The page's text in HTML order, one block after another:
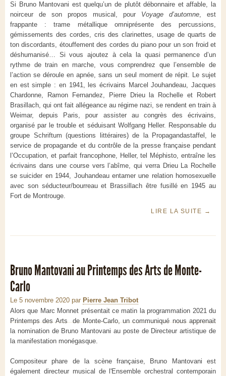
Si Bruno Mantovani est quelqu’un de plutôt débonnaire et affable, la
noirceur de son propos musical, pour Voyage d’automne, est
frappante : trame métallique omniprésente des percussions,
gémissements des cordes, cris des clarinettes, usage de quarts de
ton discordants, étouffement des cordes du piano pour un son froid et
déshumanisé… Si vous ajoutez à cela la quasi permanence d’un
rythme de train en marche, vous comprendrez que l’ensemble de
l’action se déroule en apnée, sans un seul moment de répit. Le sujet
en est simple : en 1941, les écrivains Marcel Jouhandeau, Jacques
Chardonne, Ramon Fernandez, Pierre Drieu la Rochelle et Robert
Brasillach, qui ont fait allégeance au régime nazi, se rendent en train à
Weimar, depuis Paris, pour assister au congrès des écrivains,
organisé par le trouble et séduisant Wolfgang Heller. Responsable du
groupe Schriftum (questions littéraires) de la Propagandastaffel, le
service de propagande et du contrôle de la presse française pendant
l’Occupation, et parfait francophone, Heller, tel Méphisto, entraîne les
écrivains dans une course vers l’abîme, qui verra Drieu La Rochelle
se suicider en 1944, Jouhandeau entamer une relation homosexuelle
avec son séducteur/bourreau et Brassillach être fusillé en 1945 au
Fort de Montrouge.
LIRE LA SUITE →
Bruno Mantovani au Printemps des Arts de Monte-
Carlo
Le 5 novembre 2020 par Pierre Jean Tribot
Alors que Marc Monnet présentait ce matin la programmation 2021 du
Printemps des Arts de Monte-Carlo, un communiqué nous apprenait
la nomination de Bruno Mantovani au poste de Directeur artistique de
la manifestation monégasque.
Compositeur phare de la scène française, Bruno Mantovani est
également directeur musical de l'Ensemble orchestral contemporain